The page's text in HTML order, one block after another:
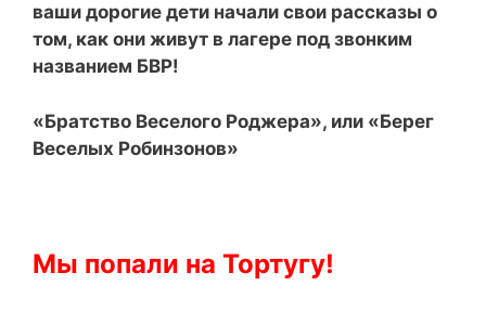
ваши дорогие дети начали свои рассказы о
том, как они живут в лагере под звонким
названием БВР!
«Братство Веселого Роджера», или «Берег
Веселых Робинзонов»
Мы попали на Тортугу!